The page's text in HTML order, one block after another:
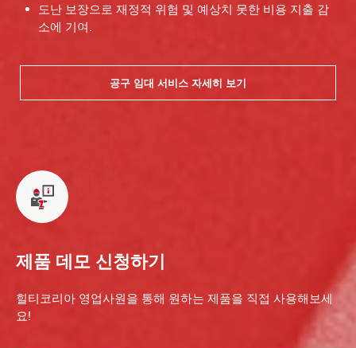
도난 보장으로 재정적 위험 및 예상치 못한 비용 지출 감
소에 기여.
공구 임대 서비스 자세히 보기
제품 데모 신청하기
힐티코리아 영업사원을 통해 원하는 제품을 직접 사용해보세
요!